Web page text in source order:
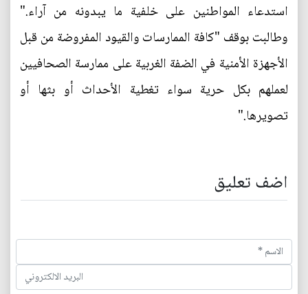
استدعاء المواطنين على خلفية ما يبدونه من آراء."
وطالبت بوقف "كافة الممارسات والقيود المفروضة من قبل
الأجهزة الأمنية في الضفة الغربية على ممارسة الصحافيين
لعملهم بكل حرية سواء تغطية الأحداث أو بثها أو
تصويرها."
اضف تعليق